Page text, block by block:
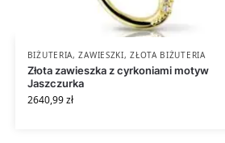
BIŻUTERIA,ZAWIESZKI,ZŁOTA BIŻUTERIA
Złota zawieszka z cyrkoniami motyw
Jaszczurka
2640,99zł